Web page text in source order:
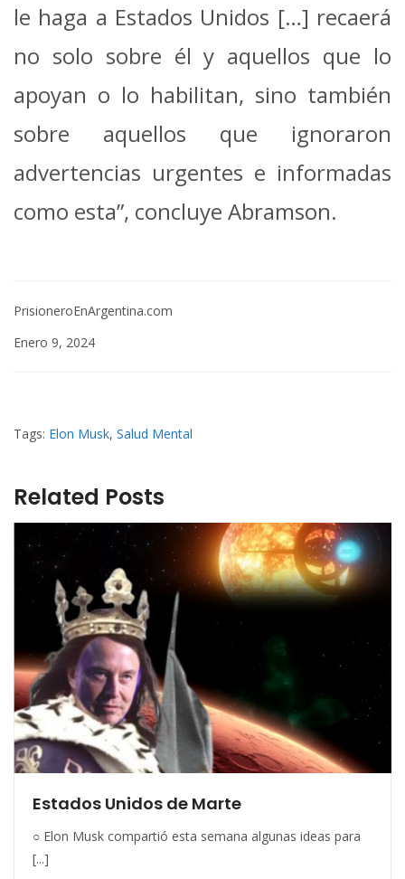
le haga a Estados Unidos […] recaerá
no solo sobre él y aquellos que lo
apoyan o lo habilitan, sino también
sobre aquellos que ignoraron
advertencias urgentes e informadas
como esta”, concluye Abramson.
PrisioneroEnArgentina.com
Enero 9, 2024
Tags: Elon Musk, Salud Mental
Related Posts
Estados Unidos de Marte
○ Elon Musk compartió esta semana algunas ideas para
[...]